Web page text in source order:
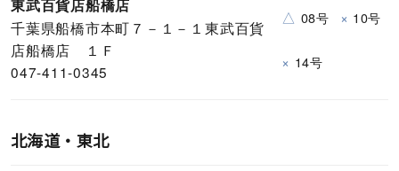
東武百貨店船橋店
千葉県船橋市本町７－１－１東武百貨
店船橋店 １Ｆ
047-411-0345
△ 08号 × 10号
× 14号
北海道・東北